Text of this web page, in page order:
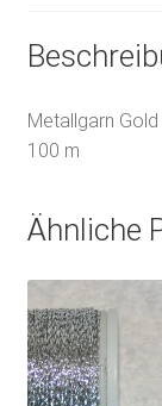
Metallgarn
100 m
Ähnliche